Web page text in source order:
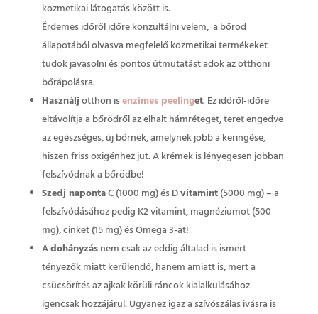
kozmetikai látogatás között is.
Érdemes időről időre konzultálni velem, a bőröd
állapotából olvasva megfelelő kozmetikai termékeket
tudok javasolni és pontos útmutatást adok az otthoni
bőrápolásra.
Használjotthon isenzimes peelinget. Ez időről-időre
eltávolítja a bőrödről az elhalt hámréteget, teret engedve
az egészséges, új bőrnek, amelynek jobb a keringése,
hiszen friss oxigénhez jut. A krémek is lényegesen jobban
felszívódnak a bőrödbe!
Szedj napontaC (1000 mg) és Dvitamint(5000 mg) – a
felszívódásához pedig K2 vitamint, magnéziumot (500
mg), cinket (15 mg) és Omega 3-at!
Adohányzásnem csak az eddig általad is ismert
tényezők miatt kerülendő, hanem amiatt is, mert a
csücsörítés az ajkak körüli ráncok kialalkulásához
igencsak hozzájárul. Ugyanez igaz a szívószálas ivásra is